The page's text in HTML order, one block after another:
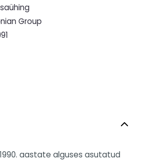
Group
aastate alguses asutatud